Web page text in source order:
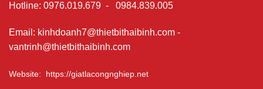
Hotline: 0976.019.679 - 0984.839.005
Email : kinhdoanh7@thietbithaibinh.com -
vantrinh@thietbithaibinh.com
Website: https://giatlacongnghiep.net